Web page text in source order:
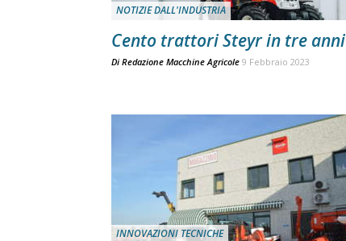
NOTIZIE DALL'INDUSTRIA
Cento trattori Steyr in tre anni
Di Redazione Macchine Agricole 9 Febbraio 2023
INNOVAZIONI TECNICHE